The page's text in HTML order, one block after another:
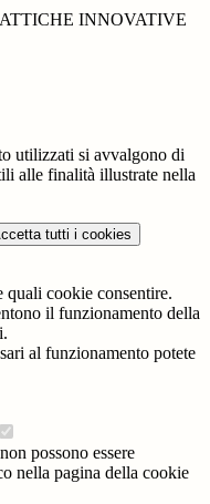
INNOVATIVE
utilizzati si avvalgono di
alle finalità illustrate nella
tutti i cookies
quali cookie consentire.
il funzionamento della
al funzionamento potete
possono essere
nella pagina della cookie